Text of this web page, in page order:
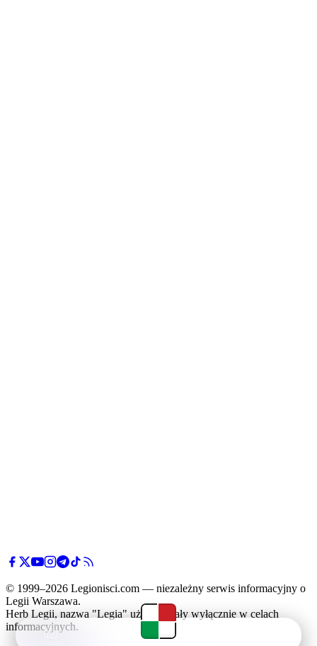
© 1999–2026 Legionisci.com — niezależny serwis informacyjny o
Legii Warszawa.
Herb Legii, nazwa "Legia" użyte zostały wyłącznie w celach
informacyjnych.